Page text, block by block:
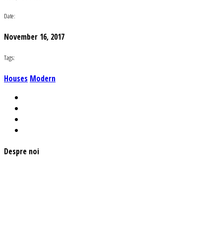
Date:
November 16, 2017
Tags:
Houses Modern
Despre noi